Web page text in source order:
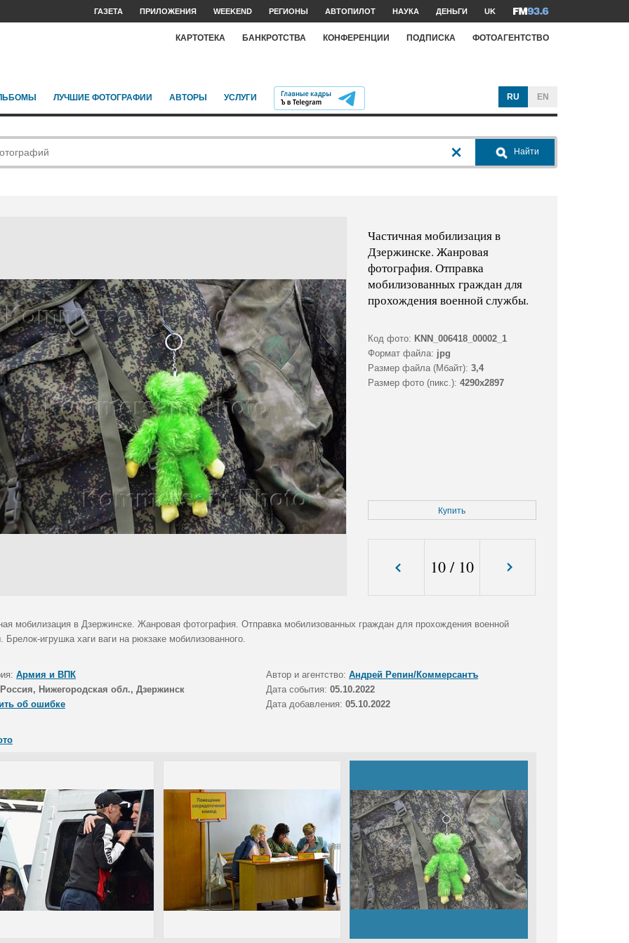
ГАЗЕТА ПРИЛОЖЕНИЯ WEEKEND РЕГИОНЫ АВТОПИЛОТ НАУКА ДЕНЬГИ UK
КАРТОТЕКА БАНКРОТСТВА КОНФЕРЕНЦИИ ПОДПИСКА ФОТОАГЕНТСТВО
ЛУЧШИЕ ФОТОГРАФИИ АВТОРЫ УСЛУГИ RU EN
Найти
Частичная мобилизация в
Дзержинске. Жанровая
фотография. Отправка
мобилизованных граждан для
прохождения военной службы.
Код фото: KNN_006418_00002_1
Формат файла: jpg
Размер файла (Мбайт): 3,4
Размер фото (пикс.): 4290x2897
Купить
10/ 10
мобилизация в Дзержинске. Жанровая фотография. Отправка мобилизованных граждан для прохождения военной
Брелок-игрушка хаги ваги на рюкзаке мобилизованного.
Армия и ВПК Автор и агентство: Андрей Репин/Коммерсантъ
Россия, Нижегородская обл., Дзержинск Дата события: 05.10.2022
об ошибке
Дата добавления: 05.10.2022